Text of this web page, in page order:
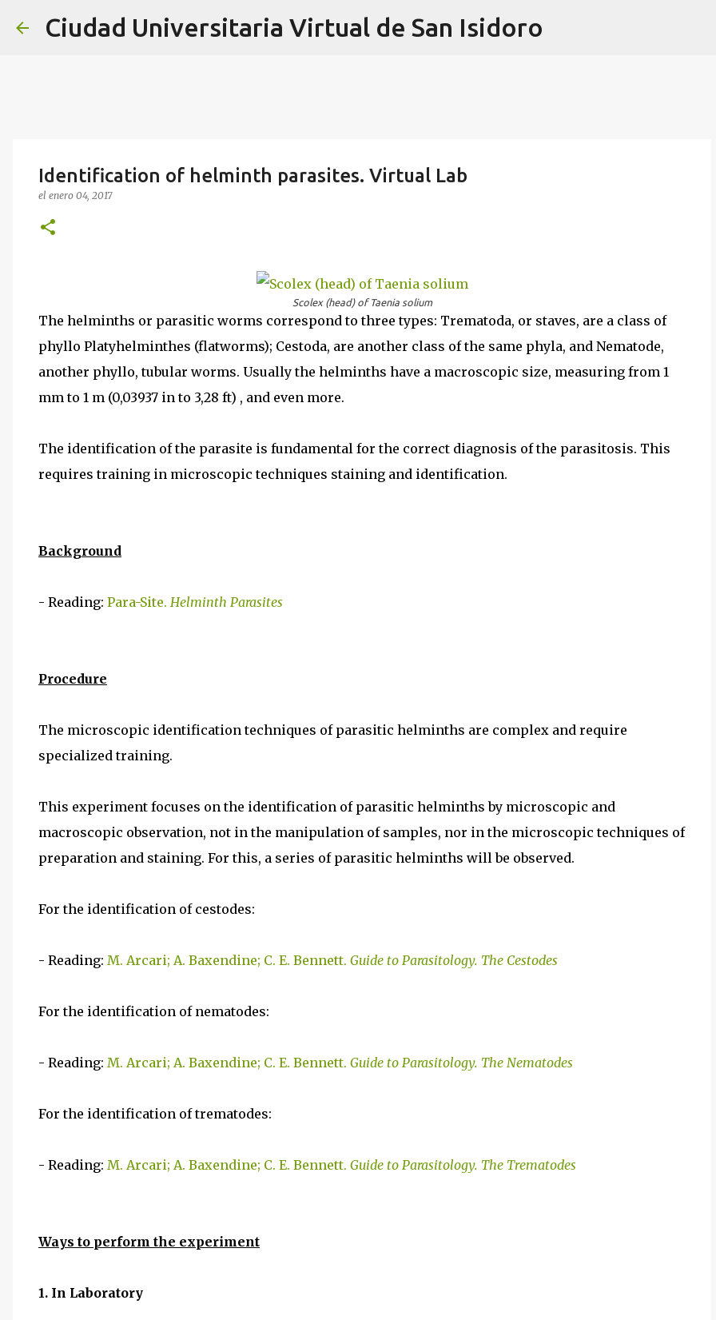
Ir al contenido principal
Ciudad Universitaria Virtual de San Isidoro
Identification of helminth parasites. Virtual Lab
el enero 04, 2017
Scolex (head) of Taenia solium
The helminths or parasitic worms correspond to three types: Trematoda, or staves, are a class of
phyllo Platyhelminthes (flatworms); Cestoda, are another class of the same phyla, and Nematode,
another phyllo, tubular worms. Usually the helminths have a macroscopic size, measuring from 1
mm to 1 m (0,03937 in to 3,28 ft) , and even more.
The identification of the parasite is fundamental for the correct diagnosis of the parasitosis. This
requires training in microscopic techniques staining and identification.
Background
- Reading: Para-Site. Helminth Parasites
Procedure
The microscopic identification techniques of parasitic helminths are complex and require
specialized training.
This experiment focuses on the identification of parasitic helminths by microscopic and
macroscopic observation, not in the manipulation of samples, nor in the microscopic techniques of
preparation and staining. For this, a series of parasitic helminths will be observed.
For the identification of cestodes:
- Reading: M. Arcari; A. Baxendine; C. E. Bennett. Guide to Parasitology. The Cestodes
For the identification of nematodes:
- Reading: M. Arcari; A. Baxendine; C. E. Bennett. Guide to Parasitology. The Nematodes
For the identification of trematodes:
- Reading: M. Arcari; A. Baxendine; C. E. Bennett. Guide to Parasitology. The Trematodes
Ways to perform the experiment
1. In Laboratory